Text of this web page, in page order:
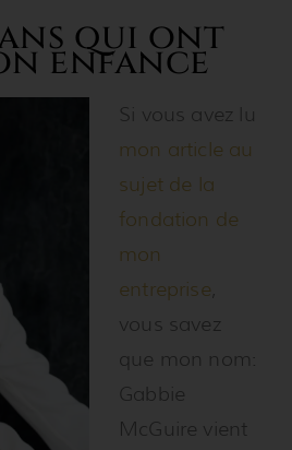
qui ont
enfance
Si vous avez lu
mon article au
sujet de la
fondation de
mon
entreprise,
vous savez
que mon nom:
Gabbie
McGuire vient